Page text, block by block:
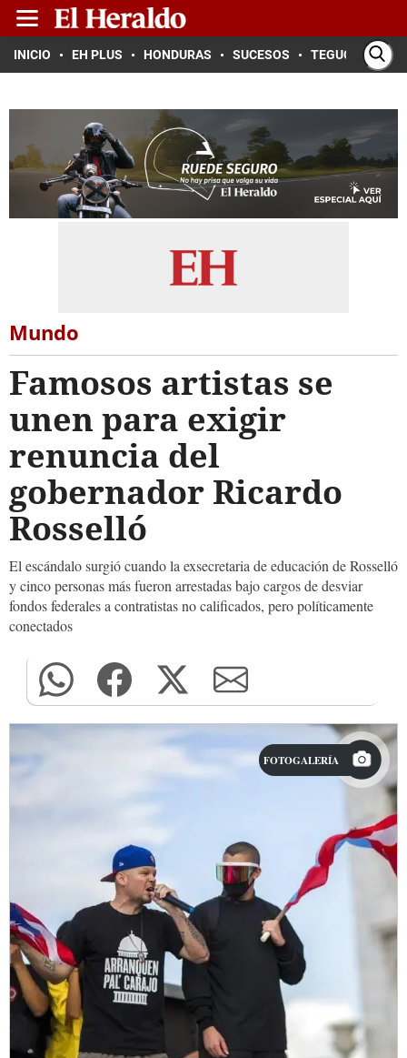
INICIO EH PLUS HONDURAS SUCESOS TEGUCIGALPA
Mundo
Famosos artistas se
unen para exigir
renuncia del
gobernador Ricardo
Rosselló
El escándalo surgió cuando la exsecretaria de educación de Rosselló
y cinco personas más fueron arrestadas bajo cargos de desviar
fondos federales a contratistas no calificados, pero políticamente
conectados
FOTOGALERÍA